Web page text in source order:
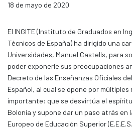
18 de mayo de 2020
El INGITE (Instituto de Graduados en
Técnicos de España) ha dirigido una
Universidades, Manuel Castells, para
poder exponerle sus preocupaciones
Decreto de las Enseñanzas Oficiales
Español, al cual se opone por
importante: que se desvirtúa el
Bolonia y supone dar un paso atrás en
Europeo de Educación Superior